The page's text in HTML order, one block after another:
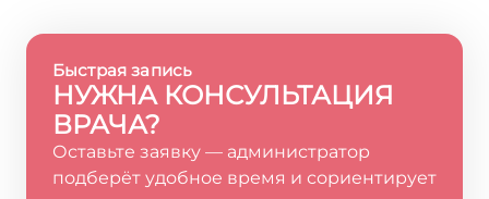
Быстрая запись
НУЖНА КОНСУЛЬТАЦИЯ
ВРАЧА?
Оставьте заявку — администратор
подберёт удобное время и сориентирует